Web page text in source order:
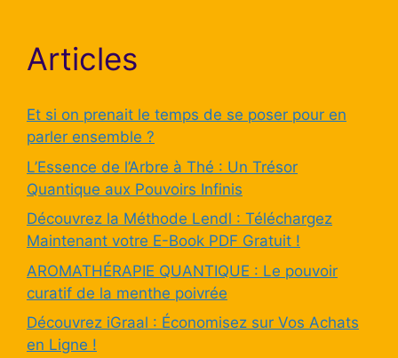
Articles
Et si on prenait le temps de se poser pour en
parler ensemble ?
L’Essence de l’Arbre à Thé : Un Trésor
Quantique aux Pouvoirs Infinis
Découvrez la Méthode Lendl : Téléchargez
Maintenant votre E-Book PDF Gratuit !
AROMATHÉRAPIE QUANTIQUE : Le pouvoir
curatif de la menthe poivrée
Découvrez iGraal : Économisez sur Vos Achats
en Ligne !